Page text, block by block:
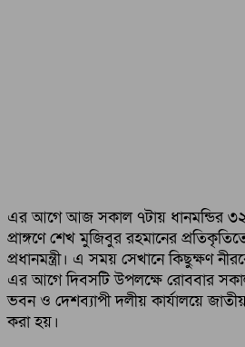
এর আগে আজ সকাল ৭টায় ধানমন্ডির ৩২
প্রাঙ্গণে শেখ মুজিবুর রহমানের
প্রধানমন্ত্রী। এ সময় সেখানে কিছুক্ষণ
এর আগে দিবসটি উপলক্ষে রোববার
ভবন ও দেশব্যাপী দলীয় কার্যালয়ে
করা হয়।